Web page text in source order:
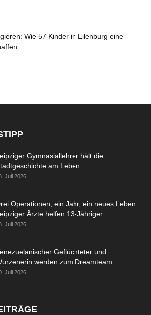
Wie 57 Kinder in Eilenburg eine
Gymnasiallehrer hält die
am Leben
Juli 2026
Operationen, ein Jahr, ein neues Leben:
Ärzte helfen 13-Jähriger...
Juli 2026
Geflüchteter und
werden zum Dreamteam
Juli 2026